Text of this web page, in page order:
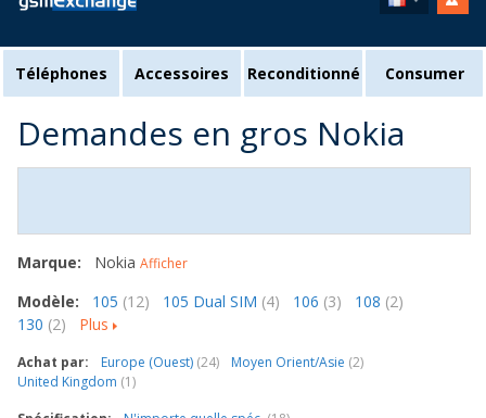
Téléphones Accessoires Reconditionné Consumer
Demandes en gros Nokia
Marque: Nokia Afficher
Modèle: 105 (12) 105 Dual SIM (4) 106 (3) 108 (2)
130 (2) Plus
Achat par: Europe (Ouest) (24) Moyen Orient/Asie (2)
United Kingdom (1)